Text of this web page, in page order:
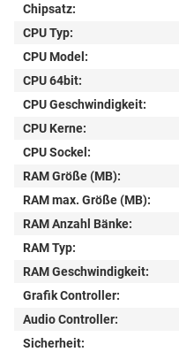
Chipsatz:
CPU Typ:
CPU Model:
CPU 64bit:
CPU Geschwindigkeit:
CPU Kerne:
CPU Sockel:
RAM Größe (MB):
RAM max. Größe (MB):
RAM Anzahl Bänke:
RAM Typ:
RAM Geschwindigkeit:
Grafik Controller:
Audio Controller:
Sicherheit: